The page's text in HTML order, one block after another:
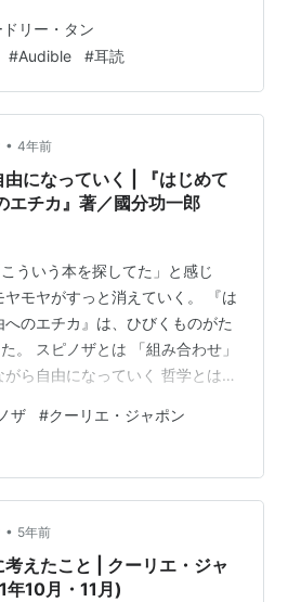
自由に発想し行動する為の著者
プターに分かれて纏められてい
いたところ、立て板に水のよう
メッセージばかりで今ひとつ理
ので、再度聞いてみてわかりま
ドリー・タン
#Audible #耳読
• 4年前
になっていく | 『はじめて
エチカ』著／國分功一郎
ういう本を探してた」と感じ
モヤがすっと消えていく。 『は
のエチカ』は、ひびくものがた
。 スピノザとは 「組み合わせ」
ら自由になっていく 哲学とは、
やライプニッツと並ぶ、近世合
神論」の思想で有名、というこ
といえばマイナーな哲学者だと
まで、わたしは名前もしりません
学者のいうことって、どうなの？
…
ザ #クーリエ・ジャポン
• 5年前
えたこと | クーリエ・ジャ
10月・11月)